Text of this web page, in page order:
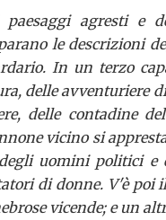
agresti e
le descrizioni
In un terzo
delle avventuriere
delle contadine
vicino si
uomini politici e
di donne. V'è poi
vicende; e un